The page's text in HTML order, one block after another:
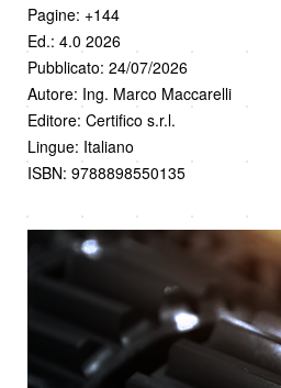
Pagine: +144
Ed.: 4.0 2026
Pubblicato: 24/07/2026
Autore: Ing. Marco Maccarelli
Editore: Certifico s.r.l.
Lingue: Italiano
ISBN: 9788898550135